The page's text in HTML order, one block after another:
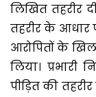
लिखित तहरीर
तहरीर के आधार
आरोपितों के
लिया। प्रभारी
पीड़ित की